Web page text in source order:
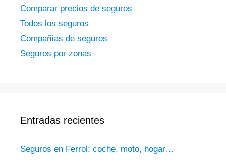
Comparar precios de seguros
Todos los seguros
Compañías de seguros
Seguros por zonas
Entradas recientes
Seguros en Ferrol: coche, moto, hogar…